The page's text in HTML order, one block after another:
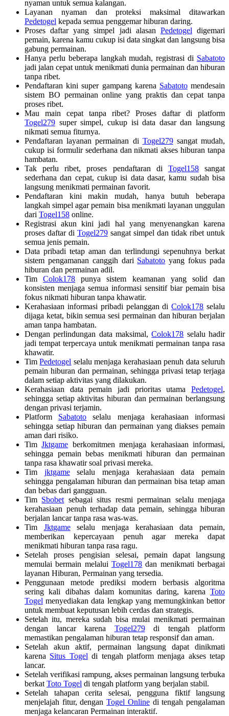
nyaman untuk semua kalangan.
Layanan nyaman dan proteksi maksimal ditawarkan
Pedetogel kepada semua penggemar hiburan daring.
Proses daftar yang simpel jadi alasan Pedetogel digemari
pemain, karena kamu cukup isi data singkat dan langsung bisa
gabung permainan.
Hanya perlu beberapa langkah mudah, registrasi di Sabatoto
jadi jalan cepat untuk menikmati dunia permainan dan hiburan
tanpa ribet.
Pendaftaran kini super gampang karena Sabatotomendesain
sistem BO permainan online yang praktis dan cepat tanpa
proses ribet.
Mau main cepat tanpa ribet? Proses daftar di platform
Togel279 super simpel, cukup isi data dasar dan langsung
nikmati semua fiturnya.
Pendaftaran layanan permainan di Togel279sangat mudah,
cukup isi formulir sederhana dan nikmati akses hiburan tanpa
hambatan.
Tak perlu ribet, proses pendaftaran di Togel158sangat
sederhana dan cepat, cukup isi data dasar, kamu sudah bisa
langsung menikmati permainan favorit.
Pendaftaran kini makin mudah, hanya butuh beberapa
langkah simpel agar pemain bisa menikmati layanan unggulan
dari Togel158 online.
Registrasi akun kini jadi hal yang menyenangkan karena
proses daftar di Togel279 sangat simpel dan tidak ribet untuk
semua jenis pemain.
Data pribadi tetap aman dan terlindungi sepenuhnya berkat
sistem pengamanan canggih dari Sabatoto yang fokus pada
hiburan dan permainan adil.
TimColok178 punya sistem keamanan yang solid dan
konsisten menjaga semua informasi sensitif biar pemain bisa
fokus nikmati hiburan tanpa khawatir.
Kerahasiaan informasi pribadi pelanggan diColok178 selalu
dijaga ketat, bikin semua sesi permainan dan hiburan berjalan
aman tanpa hambatan.
Dengan perlindungan data maksimal,Colok178 selalu hadir
jadi tempat terpercaya untuk menikmati permainan tanpa rasa
khawatir.
TimPedetogel selalu menjaga kerahasiaan penuh data seluruh
pemain hiburan dan permainan, sehingga privasi tetap terjaga
dalam setiap aktivitas yang dilakukan.
Kerahasiaan data pemain jadi prioritas utama Pedetogel,
sehingga setiap aktivitas hiburan dan permainan berlangsung
dengan privasi terjamin.
Platform Sabatoto selalu menjaga kerahasiaan informasi
sehingga setiap hiburan dan permainan yang diakses pemain
aman dari risiko.
TimJktgame berkomitmen menjaga kerahasiaan informasi,
sehingga pemain bebas menikmati hiburan dan permainan
tanpa rasa khawatir soal privasi mereka.
Tim jktgameselalu menjaga kerahasiaan data pemain
sehingga pengalaman hiburan dan permainan bisa tetap aman
dan bebas dari gangguan.
Tim Sbobet sebagai situs resmi permainan selalu menjaga
kerahasiaan penuh terhadap data pemain, sehingga hiburan
berjalan lancar tanpa rasa was-was.
Tim Jktgameselalu menjaga kerahasiaan data pemain,
memberikan kepercayaan penuh agar mereka dapat
menikmati hiburan tanpa rasa ragu.
Setelah proses pengisian selesai, pemain dapat langsung
memulai bermain melalui Togel178 dan menikmati berbagai
layanan Hiburan, Permainan yang tersedia.
Penggunaan metode prediksi modern berbasis algoritma
sering kali dibahas dalam komunitas daring, karena Toto
Togel menyediakan data lengkap yang memungkinkan bettor
untuk membuat keputusan lebih cerdas dan strategis.
Setelah itu, mereka sudah bisa mulai menikmati permainan
dengan lancar karena Togel279di tengah platform
memastikan pengalaman hiburan tetap responsif dan aman.
Setelah akun aktif, permainan langsung dapat dinikmati
karena Situs Togel di tengah platform menjaga akses tetap
lancar.
Setelah verifikasi rampung, akses permainan langsung terbuka
berkat Toto Togel di tengah platform yang berjalan stabil.
Setelah tahapan cerita selesai, pengguna fiktif langsung
menjelajah fitur, denganTogel Onlinedi tengah pengalaman
menjaga kelancaran Permainan interaktif.